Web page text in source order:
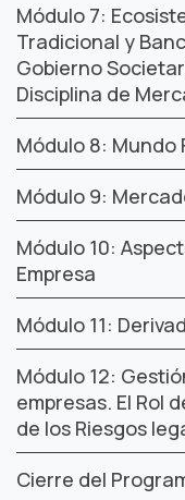
Módulo 7:
Tradicional y
Gobierno
Disciplina de
Módulo 8: Mundo
Módulo 9:
Módulo 10:
Empresa
Módulo 11:
Módulo 12:
empresas. El Rol
de los Riesgos
Cierre del